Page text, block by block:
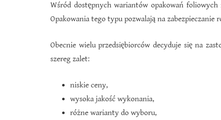
Wśród dostępnych wariantów opakowań
Opakowania tego typu pozwalają na
Obecnie wielu przedsiębiorców decyduje się na
szereg zalet:
niskie ceny,
wysoka jakość wykonania,
różne warianty do wyboru,